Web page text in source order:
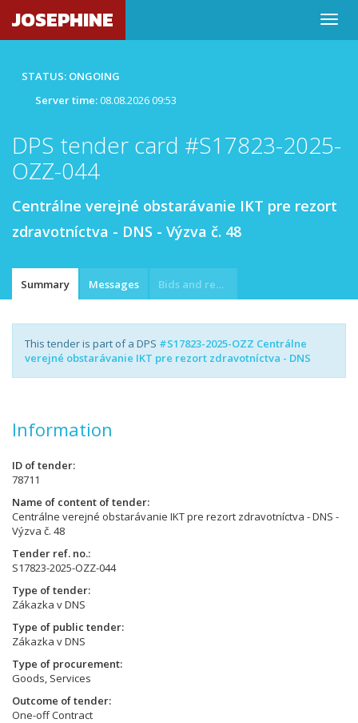
JOSEPHINE
STATUS: ONGOING
Server time:08.08.2026 09:53
DPS tender card #S17823-2025-
OZZ-044
Centrálne verejné obstarávanie IKT pre rezort
zdravotníctva - DNS - Výzva č. 48
Summary Messages Bids and requests
This tender is part of a DPS #S17823-2025-OZZ Centrálne
verejné obstarávanie IKT pre rezort zdravotníctva - DNS
Information
ID of tender
78711
Name of content of tender
Centrálne verejné obstarávanie IKT pre rezort zdravotníctva - DNS -
Výzva č. 48
Tender ref. no.
S17823-2025-OZZ-044
Type of tender
Zákazka v DNS
Type of public tender
Zákazka v DNS
Type of procurement
Goods, Services
Outcome of tender
One-off Contract